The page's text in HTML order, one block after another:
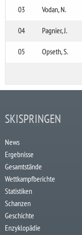
03 Vodan, N.
04 Pagnier, J.
05 Opseth, S.
SKISPRINGEN
News
Ergebnisse
Gesamtstände
Wettkampfberichte
Statistiken
Schanzen
Geschichte
Enzyklopädie